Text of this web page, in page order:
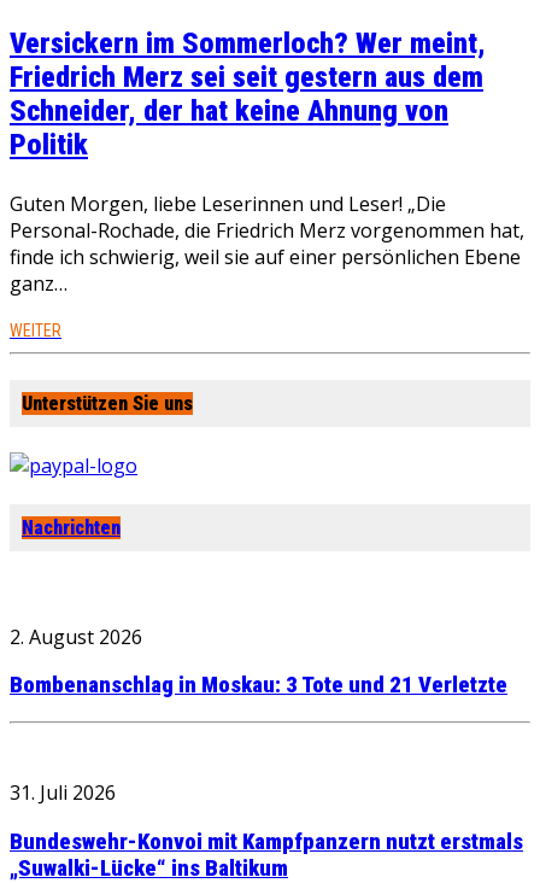
Versickern im Sommerloch? Wer meint,
Friedrich Merz sei seit gestern aus dem
Schneider, der hat keine Ahnung von
Politik
Guten Morgen, liebe Leserinnen und Leser! „Die
Personal-Rochade, die Friedrich Merz vorgenommen hat,
finde ich schwierig, weil sie auf einer persönlichen Ebene
ganz…
WEITER
Unterstützen Sie uns
Nachrichten
2. August 2026
Bombenanschlag in Moskau: 3 Tote und 21 Verletzte
31. Juli 2026
Bundeswehr-Konvoi mit Kampfpanzern nutzt erstmals
„Suwalki-Lücke“ ins Baltikum